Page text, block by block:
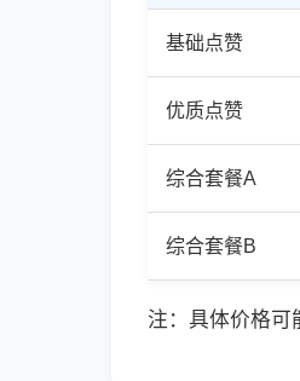
基础点赞
优质点赞
综合套餐A
综合套餐B
注：具体价格可